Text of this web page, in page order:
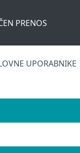
PRENOS
UPORABNIKE